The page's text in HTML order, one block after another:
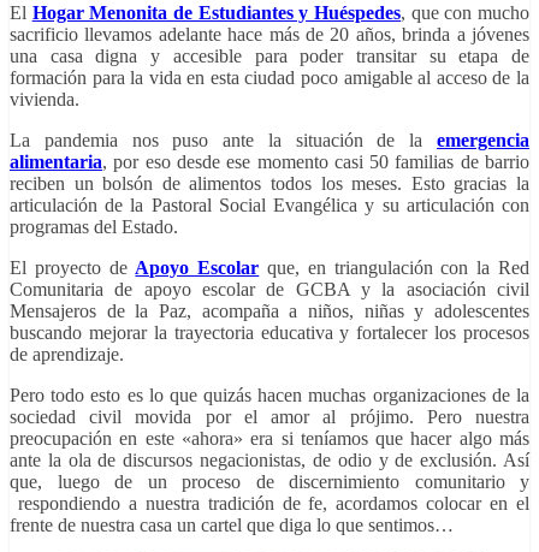
El Hogar Menonita de Estudiantes y Huéspedes, que con mucho
sacrificio llevamos adelante hace más de 20 años, brinda a jóvenes
una casa digna y accesible para poder transitar su etapa de
formación para la vida en esta ciudad poco amigable al acceso de la
vivienda.
La pandemia nos puso ante la situación de la emergencia
alimentaria, por eso desde ese momento casi 50 familias de barrio
reciben un bolsón de alimentos todos los meses. Esto gracias la
articulación de la Pastoral Social Evangélica y su articulación con
programas del Estado.
El proyecto de Apoyo Escolar que, en triangulación con la Red
Comunitaria de apoyo escolar de GCBA y la asociación civil
Mensajeros de la Paz, acompaña a niños, niñas y adolescentes
buscando mejorar la trayectoria educativa y fortalecer los procesos
de aprendizaje.
Pero todo esto es lo que quizás hacen muchas organizaciones de la
sociedad civil movida por el amor al prójimo. Pero nuestra
preocupación en este «ahora» era si teníamos que hacer algo más
ante la ola de discursos negacionistas, de odio y de exclusión. Así
que, luego de un proceso de discernimiento comunitario y
respondiendo a nuestra tradición de fe, acordamos colocar en el
frente de nuestra casa un cartel que diga lo que sentimos…